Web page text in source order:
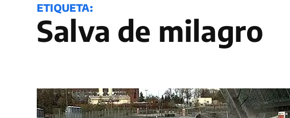
ETIQUETA:
salva de milagro